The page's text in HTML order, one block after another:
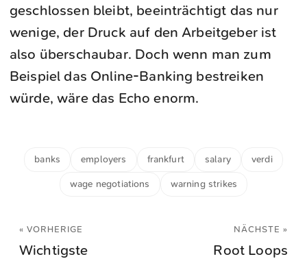
geschlossen bleibt, beeinträchtigt das nur
wenige, der Druck auf den Arbeitgeber ist
also überschaubar. Doch wenn man zum
Beispiel das Online-Banking bestreiken
würde, wäre das Echo enorm.
banks employers frankfurt salary verdi
wage negotiations warning strikes
« VORHERIGE
Wichtigste
NÄCHSTE »
Root Loops